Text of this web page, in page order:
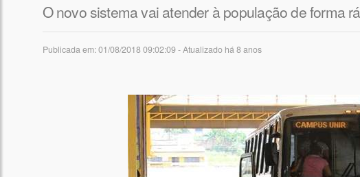
O novo sistema vai atender à população de forma
Publicada em: 01/08/2018 09:02:09 - Atualizado há 8 anos